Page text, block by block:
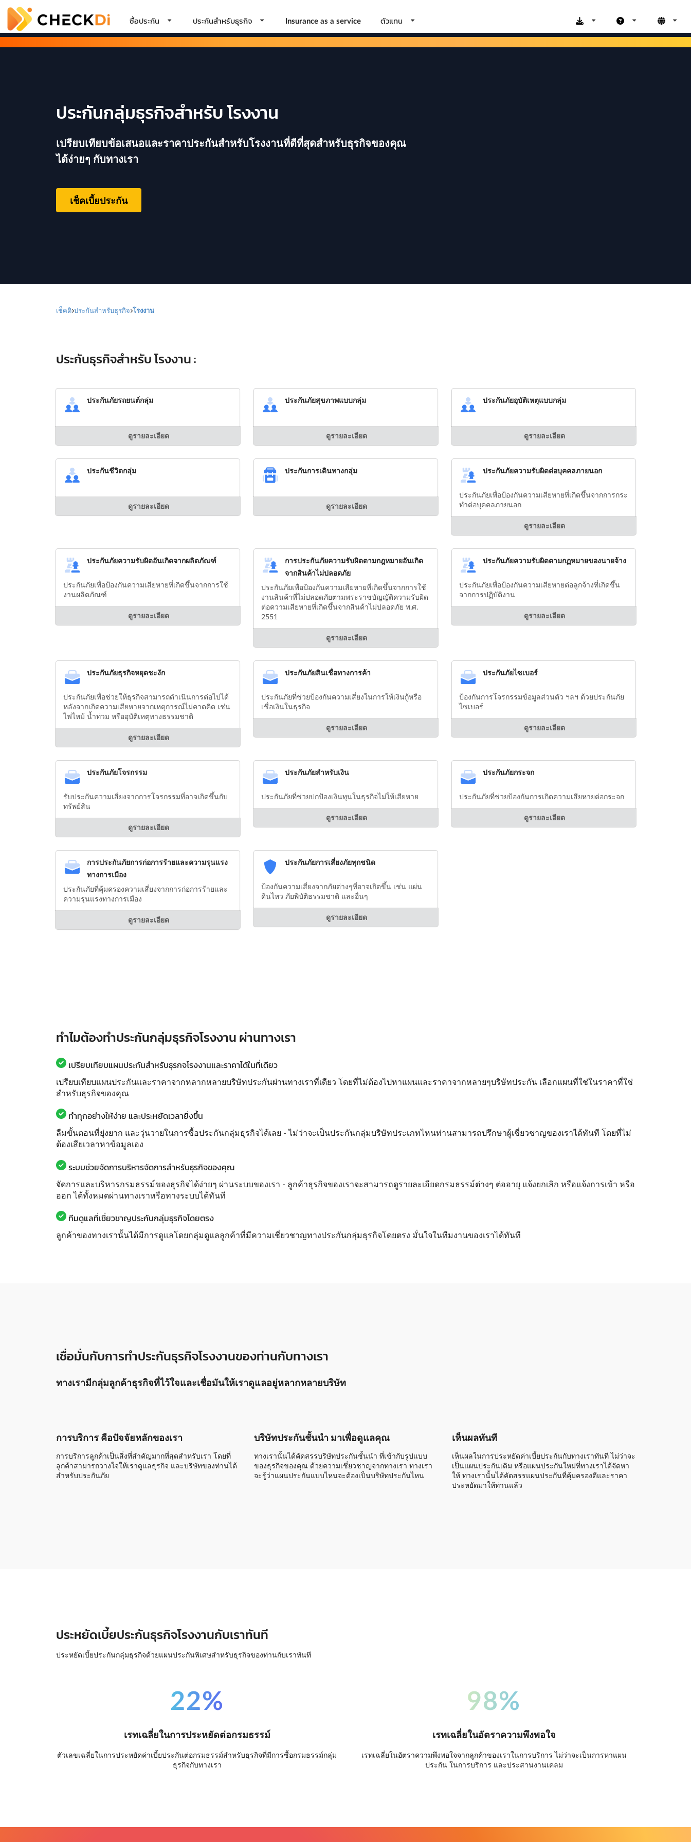
ซื้อประกัน ประกันสำหรับธุรกิจ Insurance as a service ตัวแทน
ประกันกลุ่มธุรกิจสำหรับ โรงงาน
เปรียบเทียบข้อเสนอและราคาประกันสำหรับโรงงานที่ดีที่สุดสำหรับธุรกิจของคุณ
ได้ง่ายๆ กับทางเรา
เช็คเบี้ยประกัน
เช็คดิ ประกันสำหรับธุรกิจ โรงงาน
ประกันธุรกิจสำหรับ โรงงาน :
ประกันภัยรถยนต์กลุ่ม
ดูรายละเอียด
ประกันภัยสุขภาพแบบกลุ่ม
ดูรายละเอียด
ประกันภัยอุบัติเหตุแบบกลุ่ม
ดูรายละเอียด
ประกันชีวิตกลุ่ม
ดูรายละเอียด
ประกันการเดินทางกลุ่ม
ดูรายละเอียด
ประกันภัยความรับผิดต่อบุคคลภายนอก
ประกันภัยเพื่อป้องกันความเสียหายที่เกิดขึ้นจากการกระ
ทำต่อบุคคลภายนอก
ดูรายละเอียด
ประกันภัยความรับผิดอันเกิดจากผลิตภัณฑ์
ประกันภัยเพื่อป้องกันความเสียหายที่เกิดขึ้นจากการใช้
งานผลิตภัณฑ์
ดูรายละเอียด
การประกันภัยความรับผิดตามกฎหมายอันเกิด
จากสินค้าไม่ปลอดภัย
ประกันภัยเพื่อป้องกันความเสียหายที่เกิดขึ้นจากการใช้
งานสินค้าที่ไม่ปลอดภัยตามพระราชบัญญัติความรับผิด
ต่อความเสียหายที่เกิดขึ้นจากสินค้าไม่ปลอดภัย พ.ศ.
2551
ดูรายละเอียด
ประกันภัยความรับผิดตามกฏหมายของนายจ้าง
ประกันภัยเพื่อป้องกันความเสียหายต่อลูกจ้างที่เกิดขึ้น
จากการปฏิบัติงาน
ดูรายละเอียด
ประกันภัยธุรกิจหยุดชะงัก
ประกันภัยเพื่อช่วยให้ธุรกิจสามารถดำเนินการต่อไปได้
หลังจากเกิดความเสียหายจากเหตุการณ์ไม่คาดคิด เช่น
ไฟไหม้ น้ำท่วม หรืออุบัติเหตุทางธรรมชาติ
ดูรายละเอียด
ประกันภัยสินเชื่อทางการค้า
ประกันภัยที่ช่วยป้องกันความเสี่ยงในการให้เงินกู้หรือ
เชื่อเงินในธุรกิจ
ดูรายละเอียด
ประกันภัยไซเบอร์
ป้องกันการโจรกรรมข้อมูลส่วนตัว ฯลฯ ด้วยประกันภัย
ไซเบอร์
ดูรายละเอียด
ประกันภัยโจรกรรม
รับประกันความเสี่ยงจากการโจรกรรมที่อาจเกิดขึ้นกับ
ทรัพย์สิน
ดูรายละเอียด
ประกันภัยสำหรับเงิน
ประกันภัยที่ช่วยปกป้องเงินทุนในธุรกิจไม่ให้เสียหาย
ดูรายละเอียด
ประกันภัยกระจก
ประกันภัยที่ช่วยป้องกันการเกิดความเสียหายต่อกระจก
ดูรายละเอียด
การประกันภัยการก่อการร้ายและความรุนแรง
ทางการเมือง
ประกันภัยที่คุ้มครองความเสี่ยงจากการก่อการร้ายและ
ความรุนแรงทางการเมือง
ดูรายละเอียด
ประกันภัยการเสี่ยงภัยทุกชนิด
ป้องกันความเสี่ยงจากภัยต่างๆที่อาจเกิดขึ้น เช่น แผ่น
ดินไหว ภัยพิบัติธรรมชาติ และอื่นๆ
ดูรายละเอียด
ทำไมต้องทำประกันกลุ่มธุรกิจโรงงาน ผ่านทางเรา
เปรียบเทียบแผนประกันสำหรับธุรกจโรงงานและราคาได้ในที่เดียว
เปรียบเทียบแผนประกันและราคาจากหลากหลายบริษัทประกันผ่านทางเราที่เดียว โดยที่ไม่ต้องไปหาแผนและราคาจากหลายๆบริษัทประกัน เลือกแผนที่ใช่ในราคาที่ใช่
สำหรับธุรกิจของคุณ
ทำทุกอย่างให้ง่าย และประหยัดเวลายิ่งขึ้น
ลืมขั้นตอนที่ยุ่งยาก และวุ่นวายในการซื้อประกันกลุ่มธุรกิจได้เลย - ไม่ว่าจะเป็นประกันกลุ่มบริษัทประเภทไหนท่านสามารถปรึกษาผู้เชี่ยวชาญของเราได้ทันที โดยที่ไม่
ต้องเสียเวลาหาข้อมูลเอง
ระบบช่วยจัดการบริหารจัดการสำหรับธุรกิจของคุณ
จัดการและบริหารกรมธรรม์ของธุรกิจได้ง่ายๆ ผ่านระบบของเรา - ลูกค้าธุรกิจของเราจะสามารถดูรายละเอียดกรมธรรม์ต่างๆ ต่ออายุ แจ้งยกเลิก หรือแจ้งการเข้า หรือ
ออก ได้ทั้งหมดผ่านทางเราหรือทางระบบได้ทันที
ทีมดูแลที่เชี่ยวชาญประกันกลุ่มธุรกิจโดยตรง
ลูกค้าของทางเรานั้นได้มีการดูแลโดยกลุ่มดูแลลูกค้าที่มีความเชี่ยวชาญทางประกันกลุ่มธุรกิจโดยตรง มั่นใจในทีมงานของเราได้ทันที
เชื่อมั่นกับการทำประกันธุรกิจโรงงานของท่านกับทางเรา
ทางเรามีกลุ่มลูกค้าธุรกิจที่ไว้ใจและเชื่อมันให้เราดูแลอยู่หลากหลายบริษัท
การบริการ คือปัจจัยหลักของเรา
การบริการลูกค้าเป็นสิ่งที่สำคัญมากที่สุดสำหรับเรา โดยที่
ลูกค้าสามารถวางใจให้เราดูแลธุรกิจ และบริษัทของท่านได้
สำหรับประกันภัย
บริษัทประกันชั้นนำ มาเพื่อดูแลคุณ
ทางเรานั้นได้คัดสรรบริษัทประกันชั้นนำ ที่เข้ากับรูปแบบ
ของธุรกิจของคุณ ด้วยความเชี่ยวชาญจากทางเรา ทางเรา
จะรู้ว่าแผนประกันแบบไหนจะต้องเป็นบริษัทประกันไหน
เห็นผลทันที
เห็นผลในการประหยัดค่าเบี้ยประกันกับทางเราทันที ไม่ว่าจะ
เป็นแผนประกันเดิม หรือแผนประกันใหม่ที่ทางเราได้จัดหา
ให้ ทางเรานั้นได้คัดสรรแผนประกันที่คุ้มครองดีและราคา
ประหยัดมาให้ท่านแล้ว
ประหยัดเบี้ยประกันธุรกิจโรงงานกับเราทันที
ประหยัดเบี้ยประกันกลุ่มธุรกิจด้วยแผนประกันพิเศษสำหรับธุรกิจของท่านกับเราทันที
22%
เรทเฉลี่ยในการประหยัดต่อกรมธรรม์
ตัวเลขเฉลี่ยในการประหยัดค่าเบี้ยประกันต่อกรมธรรม์สำหรับธุรกิจที่มีการซื้อกรมธรรม์กลุ่ม
ธุรกิจกับทางเรา
98%
เรทเฉลี่ยในอัตราความพึงพอใจ
เรทเฉลี่ยในอัตราความพึงพอใจจากลูกค้าของเราในการบริการ ไม่ว่าจะเป็นการหาแผน
ประกัน ในการบริการ และประสานงานเคลม